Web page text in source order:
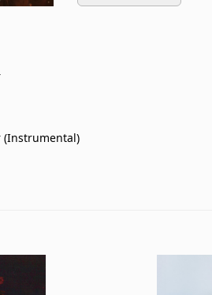
(Instrumental)